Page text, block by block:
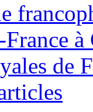
à
de